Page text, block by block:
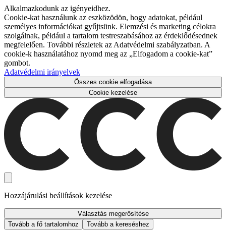
Alkalmazkodunk az igényeidhez.
Cookie-kat használunk az eszközödön, hogy adatokat, például
személyes információkat gyűjtsünk. Elemzési és marketing célokra
szolgálnak, például a tartalom testreszabásához az érdeklődésednek
megfelelően. További részletek az Adatvédelmi szabályzatban. A
cookie-k használatához nyomd meg az „Elfogadom a cookie-kat”
gombot.
Adatvédelmi irányelvek
Összes cookie elfogadása
Cookie kezelése
Hozzájárulási beállítások kezelése
Választás megerősítése
Tovább a fő tartalomhoz
Tovább a kereséshez